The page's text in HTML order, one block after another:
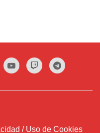
/ Uso de Cookies